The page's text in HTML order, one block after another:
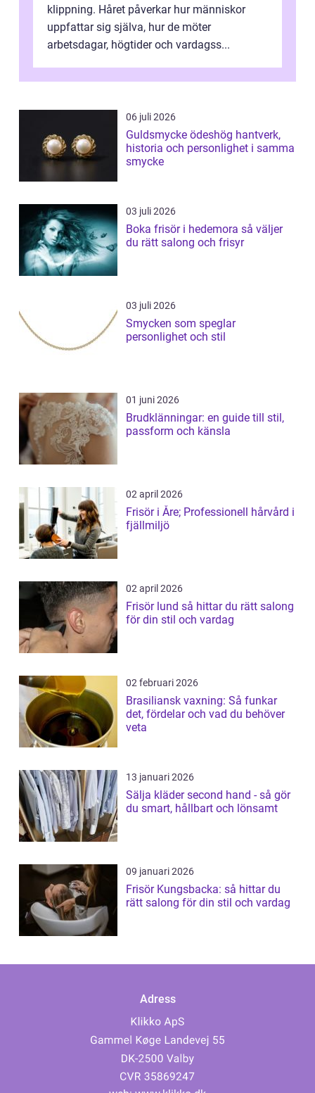
klippning. Håret påverkar hur människor
uppfattar sig själva, hur de möter
arbetsdagar, högtider och vardagss...
06 juli 2026
Guldsmycke ödeshög hantverk,
historia och personlighet i samma
smycke
03 juli 2026
Boka frisör i hedemora så väljer
du rätt salong och frisyr
03 juli 2026
Smycken som speglar
personlighet och stil
01 juni 2026
Brudklänningar: en guide till stil,
passform och känsla
02 april 2026
Frisör i Åre; Professionell hårvård i
fjällmiljö
02 april 2026
Frisör lund så hittar du rätt salong
för din stil och vardag
02 februari 2026
Brasiliansk vaxning: Så funkar
det, fördelar och vad du behöver
veta
13 januari 2026
Sälja kläder second hand - så gör
du smart, hållbart och lönsamt
09 januari 2026
Frisör Kungsbacka: så hittar du
rätt salong för din stil och vardag
Adress